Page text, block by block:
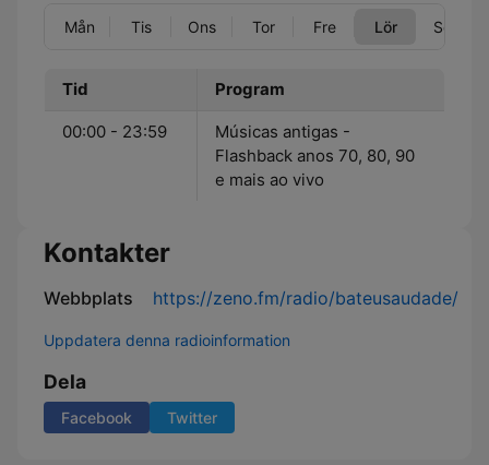
Mån Tis Ons Tor Fre Lör Sön
Tid Program
00:00 - 23:59
Músicas antigas -
Flashback anos 70, 80, 90
e mais ao vivo
Kontakter
Webbplats https://zeno.fm/radio/bateusaudade/
Uppdatera denna radioinformation
Dela
Facebook Twitter